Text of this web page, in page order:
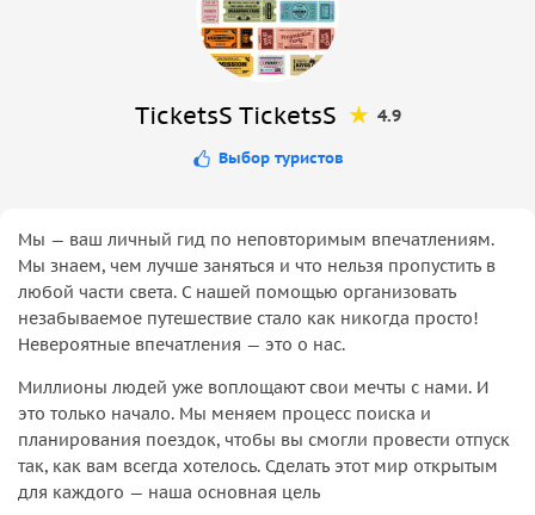
TicketsS TicketsS 4.9
Выбор туристов
Мы — ваш личный гид по неповторимым впечатлениям.
Мы знаем, чем лучше заняться и что нельзя пропустить в
любой части света. С нашей помощью организовать
незабываемое путешествие стало как никогда просто!
Невероятные впечатления — это о нас.
Миллионы людей уже воплощают свои мечты с нами. И
это только начало. Мы меняем процесс поиска и
планирования поездок, чтобы вы смогли провести отпуск
так, как вам всегда хотелось. Сделать этот мир открытым
для каждого — наша основная цель